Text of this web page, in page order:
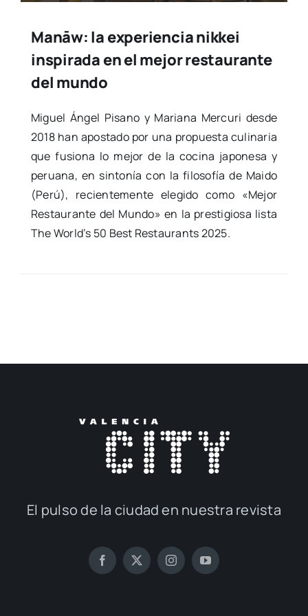
Manāw: la experiencia nikkei
inspirada en el mejor restaurante
del mundo
Miguel Ángel Pisano y Maria­na Mer­cu­ri des­de
2018 han apos­ta­do por una pro­pues­ta culi­na­ria
que fusio­na lo mejor de la coci­na japo­ne­sa y
perua­na, en sin­to­nía con la filo­so­fía de Mai­do
(Perú), recien­te­men­te ele­gi­do como «Mejor
Res­tau­ran­te del Mun­do» en la pres­ti­gio­sa lis­ta
The World’s 50 Best Res­tau­rants 2025.
El pul­so de la ciu­dad en nues­tra revis­ta